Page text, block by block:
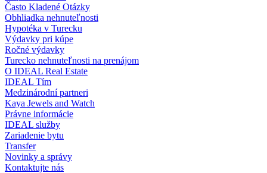
Často Kladené Otázky
Obhliadka nehnuteľnosti
Hypotéka v Turecku
Výdavky pri kúpe
Ročné výdavky
Turecko nehnuteľnosti na prenájom
O IDEAL Real Estate
IDEAL Tím
Medzinárodní partneri
Kaya Jewels and Watch
Právne informácie
IDEAL služby
Zariadenie bytu
Transfer
Novinky a správy
Kontaktujte nás